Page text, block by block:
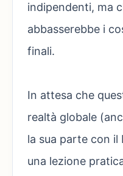
indipendenti, ma
abbasserebbe i
finali.
In attesa che
realtà globale
la sua parte con
una lezione